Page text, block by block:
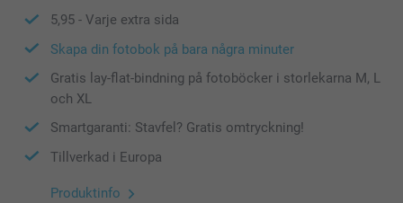
5,95 - Varje extra sida
Skapa din fotobok på bara några minuter
Gratis lay-flat-bindning på fotoböcker i storlekarna M, L
och XL
Smartgaranti: Stavfel? Gratis omtryckning!
Tillverkad i Europa
Produktinfo